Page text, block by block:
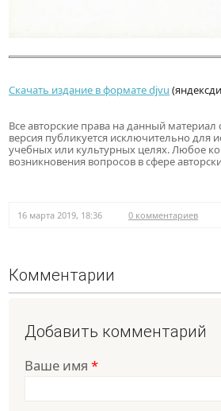
Скачать издание в формате djvu
Все авторские права на данный
версия публикуется исключительно
учебных или культурных целях. Любое
возникновения вопросов в сфере
16 марта 2019, 18:36 0 комментариев
Комментарии
Добавить комментарий
Ваше имя *